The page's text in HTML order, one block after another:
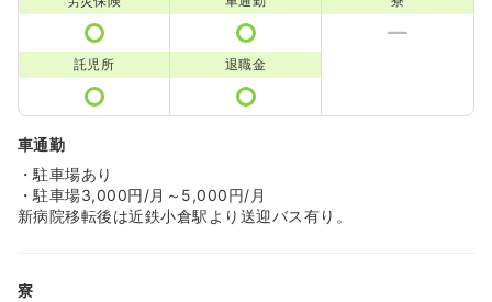
託児所 退職金
車通勤
・駐車場あり
・駐車場3,000円/月～5,000円/月
新病院移転後は近鉄小倉駅より送迎バス有り。
寮